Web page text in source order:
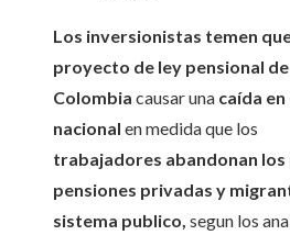
Los inversionistas temen
proyecto de ley pensional de
Colombia causar una caída
nacional en medida que los
trabajadores abandonan los
pensiones privadas y
sistema publico, segun los